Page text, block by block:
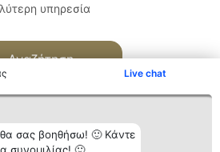
Live chat
σας βοηθήσω! 🙂 Κάντε
υπηρεσία
Αναζήτηση